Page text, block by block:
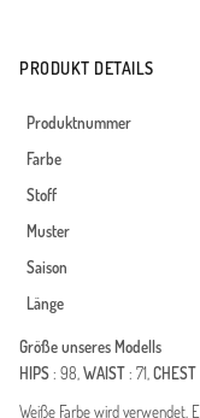
PRODUKT DETAILS
Produktnummer
Farbe
Stoff
Muster
Saison
Länge
Größe unseres Modells
HIPS: 98,WAIST: 71,CHEST
Weiße Farbe wird verwendet.